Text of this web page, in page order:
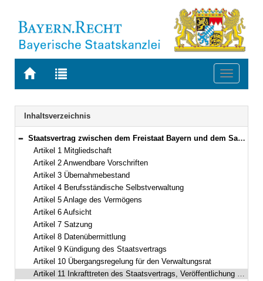
Zur
BAYERN.RECHT
Zur
letzten
Suche
Toggle
Navigation
Inhaltsverzeichnis
Bereich reduzieren
Staatsvertrag zwischen dem Freistaat Bayern und dem Saarland über die Zugehörigkeit der Mitglieder der Psychotherapeutenkammer des Saarlandes zur Bayerischen Ingenieurversorgung-Bau mit Psychotherapeutenversorgung Vom 10./21. April 2008 (Art. 1–11)
Artikel 1 Mitgliedschaft
Artikel 2 Anwendbare Vorschriften
Artikel 3 Übernahmebestand
Artikel 4 Berufsständische Selbstverwaltung
Artikel 5 Anlage des Vermögens
Artikel 6 Aufsicht
Artikel 7 Satzung
Artikel 8 Datenübermittlung
Artikel 9 Kündigung des Staatsvertrags
Artikel 10 Übergangsregelung für den Verwaltungsrat
Artikel 11 Inkrafttreten des Staatsvertrags, Veröffentlichung der anwendbaren Vorschriften